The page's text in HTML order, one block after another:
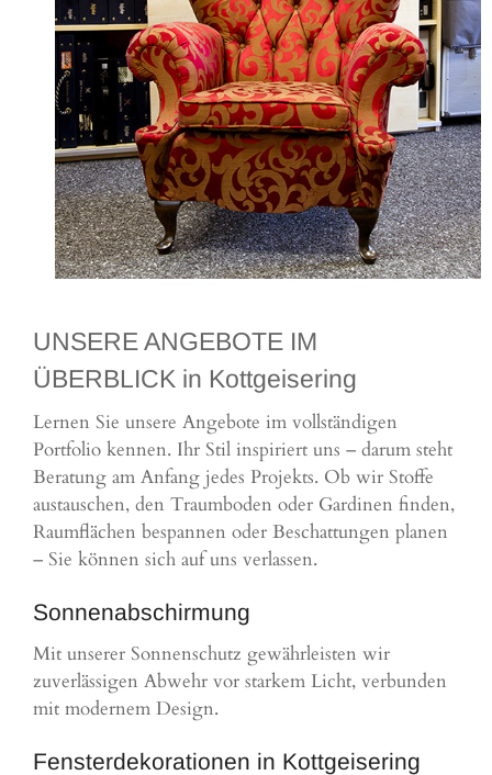
UNSERE ANGEBOTE IM
ÜBERBLICK in Kottgeisering
Lernen Sie unsere Angebote im vollständigen
Portfolio kennen. Ihr Stil inspiriert uns – darum steht
Beratung am Anfang jedes Projekts. Ob wir Stoffe
austauschen, den Traumboden oder Gardinen finden,
Raumflächen bespannen oder Beschattungen planen
– Sie können sich auf uns verlassen.
Sonnenabschirmung
Mit unserer Sonnenschutz gewährleisten wir
zuverlässigen Abwehr vor starkem Licht, verbunden
mit modernem Design.
Fensterdekorationen in Kottgeisering